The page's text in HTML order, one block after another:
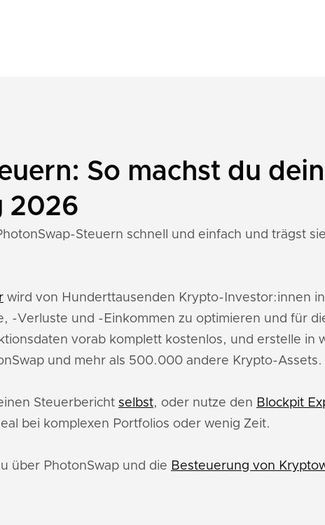
So machst du
2026
Steuern schnell und einfach und trägst
wird von Hunderttausenden Krypto-Investor:innen
-Verluste und -Einkommen zu optimieren und für
vorab komplett kostenlos, und erstelle in
und mehr als 500.000 andere Krypto-Assets.
Steuerbericht selbst, oder nutze den Blockpit
bei komplexen Portfolios oder wenig Zeit.
über PhotonSwap und die Besteuerung von